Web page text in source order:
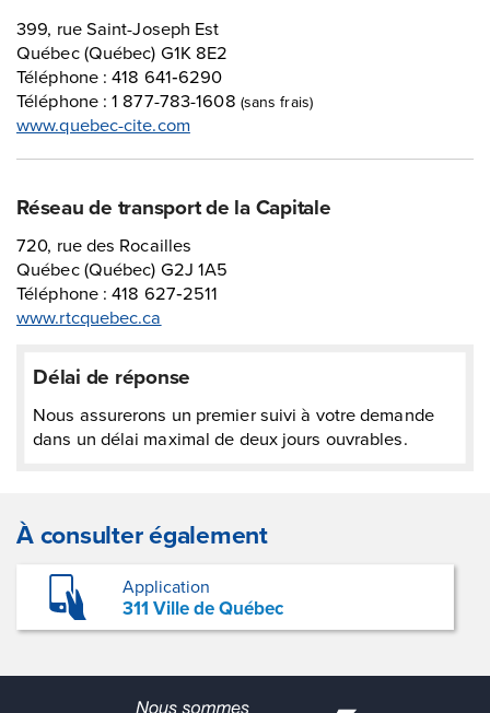
399, rue Saint-Joseph Est
Québec (Québec) G1K 8E2
Téléphone : 418 641‑6290
Téléphone : 1 877-783-1608 (sans frais)
www.quebec-cite.com
Réseau de transport de la Capitale
720, rue des Rocailles
Québec (Québec) G2J 1A5
Téléphone : 418 627‑2511
www.rtcquebec.ca
Délai de réponse
Nous assurerons un premier suivi à votre demande
dans un délai maximal de deux jours ouvrables.
À consulter également
Application
311 Ville de Québec